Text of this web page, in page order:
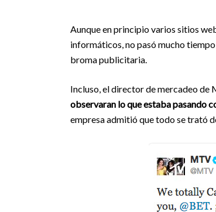
Aunque en principio varios sitios
informáticos, no pasó mucho
broma publicitaria.
Incluso, el director de mercadeo
observaran lo que estaba pasando
empresa admitió que todo se trató